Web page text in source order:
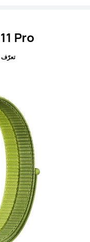
Pro
تعرّف